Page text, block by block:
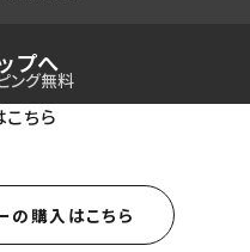
ちら
プへ
ング無料
の購入はこちら